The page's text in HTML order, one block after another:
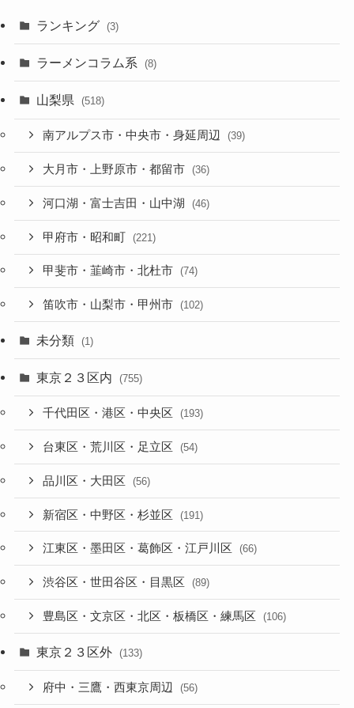
ランキング (3)
ラーメンコラム系 (8)
山梨県 (518)
南アルプス市・中央市・身延周辺 (39)
大月市・上野原市・都留市 (36)
河口湖・富士吉田・山中湖 (46)
甲府市・昭和町 (221)
甲斐市・韮崎市・北杜市 (74)
笛吹市・山梨市・甲州市 (102)
未分類 (1)
東京２３区内 (755)
千代田区・港区・中央区 (193)
台東区・荒川区・足立区 (54)
品川区・大田区 (56)
新宿区・中野区・杉並区 (191)
江東区・墨田区・葛飾区・江戸川区 (66)
渋谷区・世田谷区・目黒区 (89)
豊島区・文京区・北区・板橋区・練馬区 (106)
東京２３区外 (133)
府中・三鷹・西東京周辺 (56)